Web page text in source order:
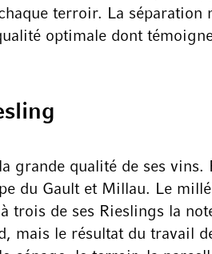
terroir. La séparation
optimale dont
qualité de ses vins.
du Gault et Millau. Le
trois de ses Rieslings la
mais le résultat du travail